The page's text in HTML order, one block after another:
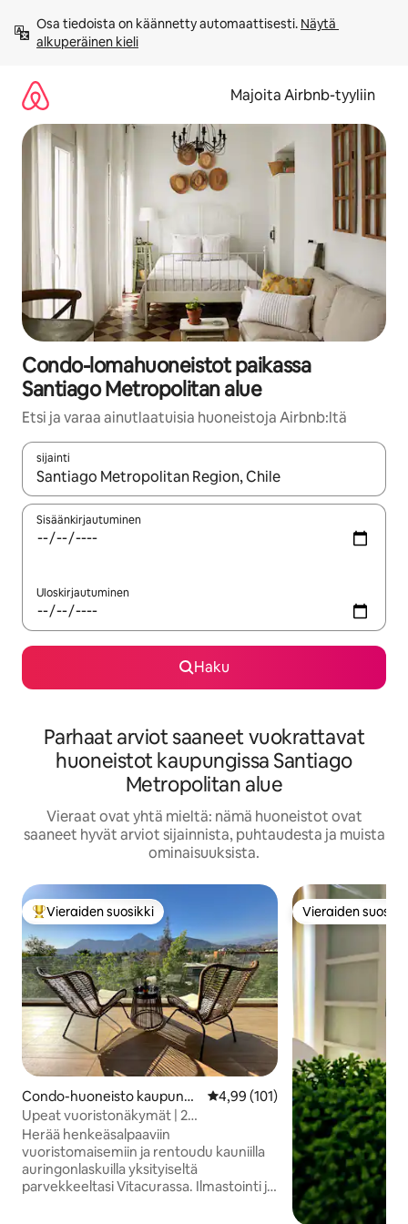
sisältö
väliin
Osa tiedoista on käännetty automaattisesti. Näytä
alkuperäinen kieli
Majoita Airbnb-tyyliin
Condo-lomahuoneistot paikassa
Santiago Metropolitan alue
Etsi ja varaa ainutlaatuisia huoneistoja Airbnb:ltä
sijainti
Kun tulokset ovat saatavilla, navigoi ylös- ja alas-
Sisäänkirjautuminen
Uloskirjautuminen
Haku
Parhaat arviot saaneet vuokrattavat
huoneistot kaupungissa Santiago
Metropolitan alue
Vieraat ovat yhtä mieltä: nämä huoneistot ovat
saaneet hyvät arviot sijainnista, puhtaudesta ja muista
ominaisuuksista.
Vieraiden suosikkien parhaimmistoa
Vieraiden suosikki
Condo-huoneisto kaupungi
ssa Vitacura
Keskimääräinen arvio 4,99/5,
4,99 (101)
Upeat vuoristonäkymät | 2
makuuhuonetta Vitacura
Herää henkeäsalpaaviin
vuoristomaisemiin ja rentoudu kauniilla
auringonlaskuilla yksityiseltä
parvekkeeltasi Vitacurassa. Ilmastointi ja
Vieraiden
Vieraiden